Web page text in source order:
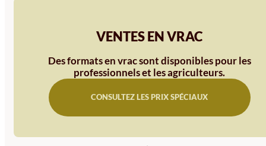
SEMILLAS FLORES
SEMILLAS FLORES
VENTES EN VRAC
Des formats en vrac sont disponibles pour les
professionnels et les agriculteurs.
CONSULTEZ LES PRIX SPÉCIAUX